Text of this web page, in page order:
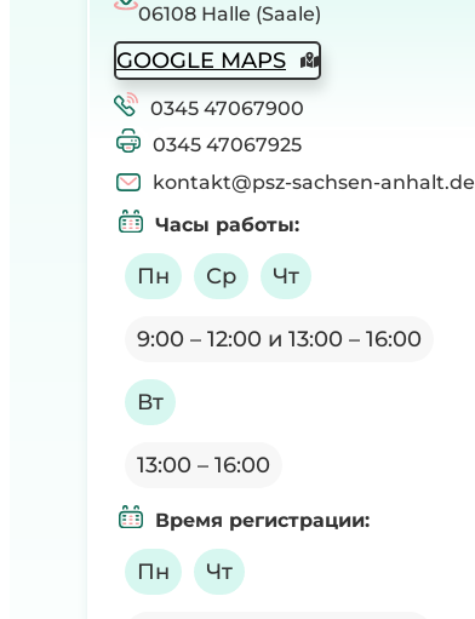
06108 Halle (Saale)
GOOGLE MAPS
0345 47067900
0345 47067925
kontakt@psz-sachsen-anhalt.de
Часы работы:
Пн Ср Чт
9:00 – 12:00 и 13:00 – 16:00
Вт
13:00 – 16:00
Время регистрации:
Пн Чт